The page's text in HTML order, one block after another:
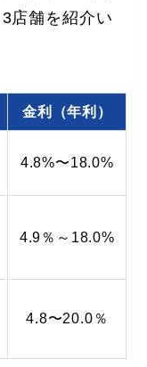
店舗を紹介い
金利（年利）
4.8%〜18.0%
4.9％～18.0%
4.8〜20.0％